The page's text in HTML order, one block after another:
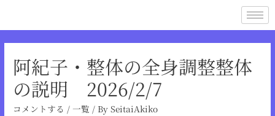
阿紀子・整体の全身調整整体
の説明 2026/2/7
コメントする /一覧 / BySeitaiAkiko